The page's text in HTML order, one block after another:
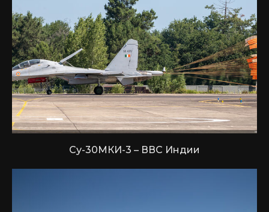
Су-30МКИ-3 – ВВС Индии